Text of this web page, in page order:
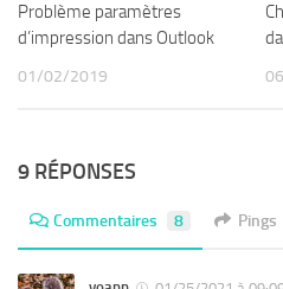
Problème paramètres
d’impression dans Outlook
01/02/2019
9 RÉPONSES
Commentaires 8 Pings